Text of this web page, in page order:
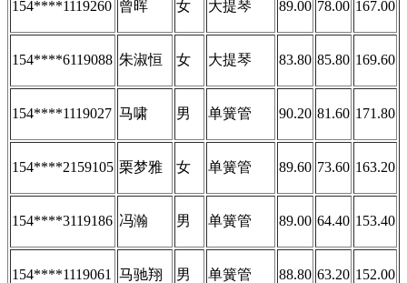
154****1119260 曾晖 女 大提琴 89.00 78.00 167.00
154****6119088 朱淑恒 女 大提琴 83.80 85.80 169.60
154****1119027 马啸 男 单簧管 90.20 81.60 171.80
154****2159105 栗梦雅 女 单簧管 89.60 73.60 163.20
154****3119186 冯瀚 男 单簧管 89.00 64.40 153.40
154****1119061 马驰翔 男 单簧管 88.80 63.20 152.00